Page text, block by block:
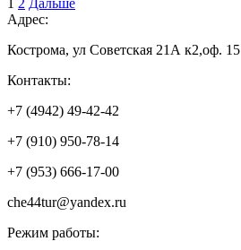
1 2 Дальше
Адрес:
Кострома, ул Советская 21А к2,оф. 15
Контакты:
+7 (4942) 49-42-42
+7 (910) 950-78-14
+7 (953) 666-17-00
che44tur@yandex.ru
Режим работы: